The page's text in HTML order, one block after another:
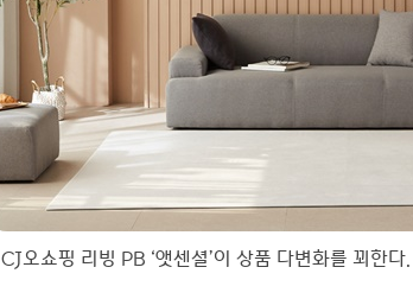
CJ오쇼핑 리빙 PB ‘앳센셜’이 상품 다변화를 꾀한다